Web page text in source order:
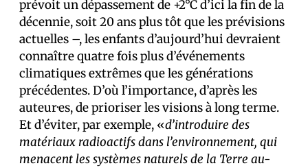
prévoit un dépassement de +2°C d’ici la fin de la
décennie, soit 20 ans plus tôt que les prévisions
actuelles –, les enfants d’aujourd’hui devraient
connaître quatre fois plus d’événements
climatiques extrêmes que les générations
précédentes. D’où l’importance, d’après les
auteur·es, de prioriser les visions à long terme.
Et d’éviter, par exemple, «d’introduire des
matériaux radioactifs dans l’environnement, qui
menacent les systèmes naturels de la Terre au-